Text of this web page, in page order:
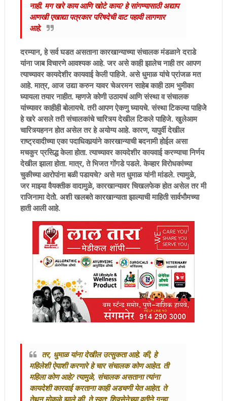
नाही. मग खरे काय आणि खोटे काय? हे सांगण्यासाठी अद्याप
आणखी एखाद्या पत्रकार परिषदेची वाट पहावी लागणार
आहे.
दरम्यान, हे सर्व घडत असताना कारखान्याच्या संचालक मंडळाने दराडे
यांना जाब विचारणे आवश्यक आहे. जर असे काही झालेच नाही तर आपण
त्याच्यावर कायदेशीर कायवाई केली पाहिजे. असे धुमाळ यांचे प्रांजळ मत
आहे. मात्र, आज उद्या करुन यावर चेअरमन साहेब काही ठाम भुमीका
घ्यायला तयार नाहीत. म्हणजे कोणी उठायचं आणि संस्था व संचालक
यांच्यावर काहीही बोलायचे. तरी आपण ऐकणु घ्यायचे. संस्था टिकल्या पाहिजेे
हे खरे असले तरी संचालकांचे चारित्र्य देखील टिकले पाहिजे. खुलेआम
चारित्र्यहनन होत असेल तर हे अयोग्य आहे. कारण, यापुर्वी देखील
राष्ट्रवादीच्या एका पदाधिकार्‍यांने कारखान्याची बदनामी होईल असा
मचकुर प्रसिद्ध केला होता. त्याच्यावर कायदेशीर कायवाई करण्याचा निर्णय
देखील झाला होता. मात्र, ते भिजत गोंगडे पडले. केव्हार विरोधकांच्या
चुकीच्या आरोपांना बळी पडायचे? असे मत धुमाळ यांनी मांडले. त्यामुळे,
जर माझ्या वैयक्तीक वादामुळे, कारखान्यावर चिखलफेक होत असेल तर मी
राजिनामा देतोे. अशी खलबते कारखान्याता झाल्याची माहिती सार्वभौमच्या
हाती आली आहे.
तर, धुमाळ यांना देखील उत्सुकता आहे. की, हे
महिलेशी ऐयाशी करणारे हे चार संचालक कोण आहेत. ती
महिला कोण आहे? त्यामुळे, संचालक असताना त्यांना
कायदेशी कारवाई करताना काही अडचणी येत आहेत. ते
तेथून मोकळे झाले की, ते स्वत: शिवसेनेच्या वतीने गुन्हा